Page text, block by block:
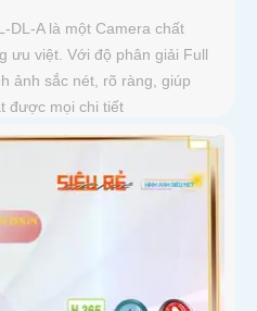
DL-A là một Camera chất
ưu việt. Với độ phân giải Full
ảnh sắc nét, rõ ràng, giúp
được mọi chi tiết